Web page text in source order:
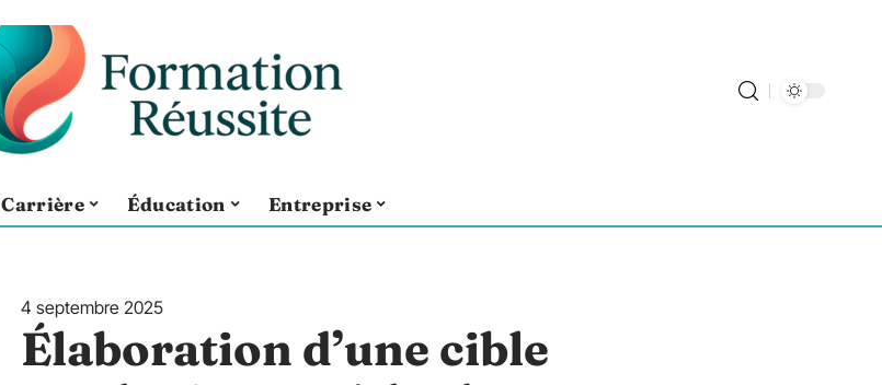
Carrière Éducation Entreprise
4 septembre 2025
Élaboration d’une cible